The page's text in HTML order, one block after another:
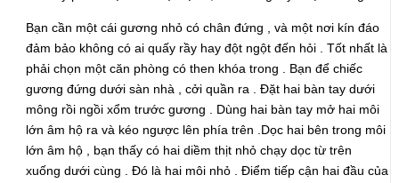
Bạn cần một cái gương nhỏ có chân đứng , và một nơi kín đáo
đảm bảo không có ai quấy rầy hay đột ngột đến hỏi . Tốt nhất là
phải chọn một căn phòng có then khóa trong . Bạn để chiếc
gương đứng dưới sàn nhà , cởi quần ra . Đặt hai bàn tay dưới
mông rồi ngồi xổm trước gương . Dùng hai bàn tay mở hai môi
lớn âm hộ ra và kéo ngược lên phía trên .Dọc hai bên trong môi
lớn âm hộ , bạn thấy có hai diềm thịt nhỏ chạy dọc từ trên
xuống dưới cùng . Đó là hai môi nhỏ . Điểm tiếp cận hai đầu của